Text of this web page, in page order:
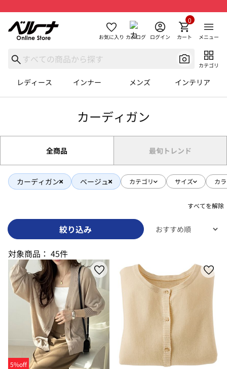
お気に入り カタログ ログイン カート
0
メニュー
カテゴリ
レディース インナー メンズ インテリア
カーディガン
全商品 最旬トレンド
カーディガン ベージュ カテゴリ サイズ カ
すべてを解除
絞り込み
対象商品： 45件
5%off